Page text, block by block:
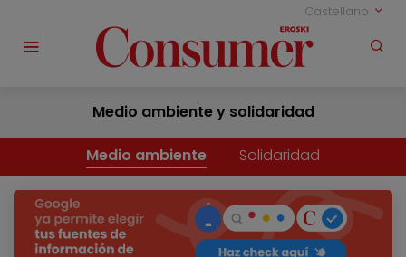
Castellano
Medio ambiente y solidaridad
Medio ambiente Solidaridad